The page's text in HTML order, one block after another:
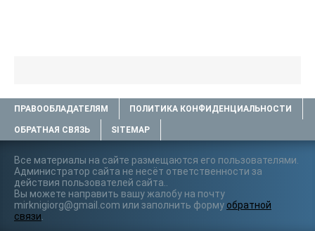
ПРАВООБЛАДАТЕЛЯМ ПОЛИТИКА КОНФИДЕНЦИАЛЬНОСТИ
ОБРАТНАЯ СВЯЗЬ SITEMAP
Все материалы на сайте размещаются его пользователями.
Администратор сайта не несёт ответственности за
действия пользователей сайта..
Вы можете направить вашу жалобу на почту
mirknigiorg@gmail.com или заполнить форму обратной
связи.